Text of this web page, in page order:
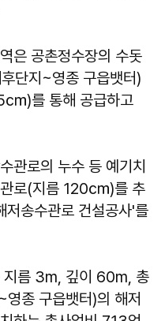
은 공촌정수장의 수돗
단지~영종 구읍뱃터)
㎝)를 통해 공급하고
관로의 누수 등 예기치
관로(지름 120㎝)를 추
저송수관로 건설공사'를
지름 3m, 깊이 60m, 총
종 구읍뱃터)의 해저